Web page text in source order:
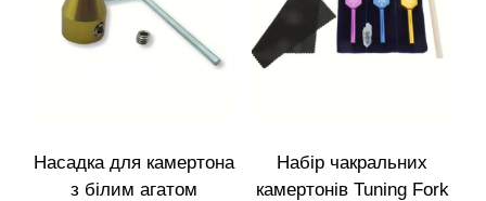
Насадка для камертона
з білим агатом
Набір чакральних
камертонів Tuning Fork